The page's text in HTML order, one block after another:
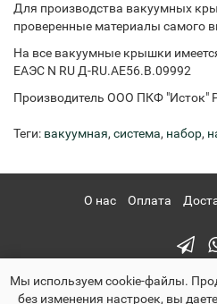
Для производства вакуумных
проверенные материалы самого
На все вакуумные крышки
ЕАЭС N RU Д-RU.АЕ56.В.09992
Производитель ООО ПКФ "Исток"
Теги: вакуумная, система, набор,
О нас Оплата
Мы используем cookie-файлы.
без изменения настроек, вы